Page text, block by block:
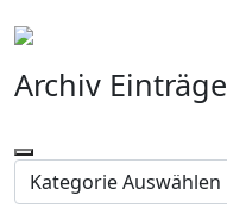
Archiv Einträge